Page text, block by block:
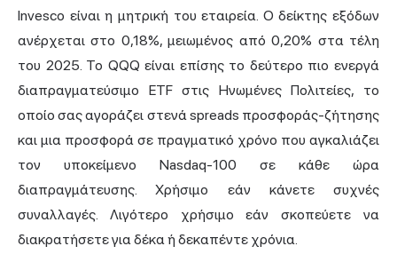
Invesco είναι η μητρική του εταιρεία. Ο δείκτης εξόδων
ανέρχεται στο 0,18%, μειωμένος από 0,20% στα τέλη
του 2025. Το QQQ είναι επίσης το δεύτερο πιο ενεργά
διαπραγματεύσιμο ETF στις Ηνωμένες Πολιτείες, το
οποίο σας αγοράζει στενά spreads προσφοράς-ζήτησης
και μια προσφορά σε πραγματικό χρόνο που αγκαλιάζει
τον υποκείμενο Nasdaq-100 σε κάθε ώρα
διαπραγμάτευσης. Χρήσιμο εάν κάνετε συχνές
συναλλαγές. Λιγότερο χρήσιμο εάν σκοπεύετε να
διακρατήσετε για δέκα ή δεκαπέντε χρόνια.